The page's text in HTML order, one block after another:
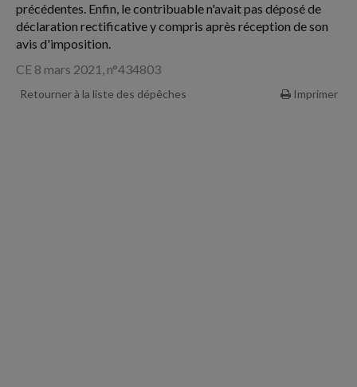
précédentes. Enfin, le contribuable n'avait pas déposé de
déclaration rectificative y compris après réception de son
avis d'imposition.
CE 8 mars 2021, n°434803
Retourner à la liste des dépêches Imprimer